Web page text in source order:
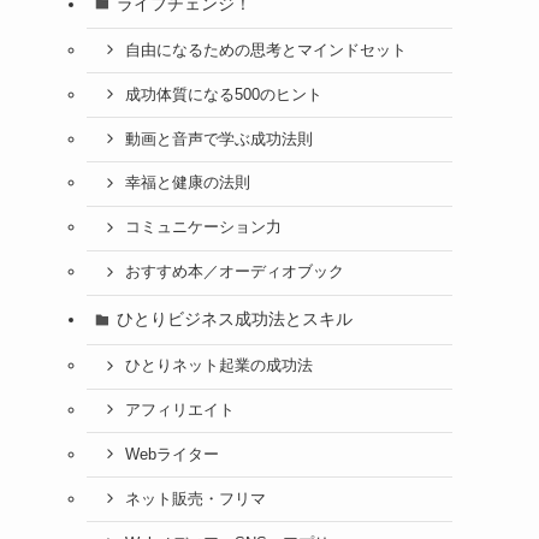
自由になるための思考とマインドセット
成功体質になる500のヒント
動画と音声で学ぶ成功法則
幸福と健康の法則
コミュニケーション力
おすすめ本／オーディオブック
ひとりビジネス成功法とスキル
ひとりネット起業の成功法
アフィリエイト
Webライター
ネット販売・フリマ